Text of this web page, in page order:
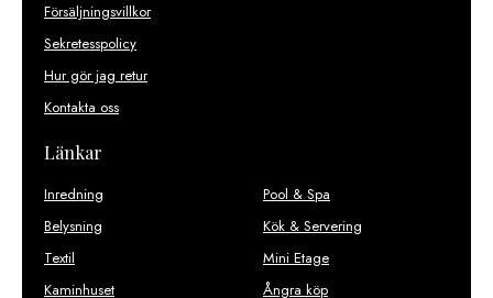
Försäljningsvillkor
Sekretesspolicy
Hur gör jag retur
Kontakta oss
Länkar
Inredning
Belysning
Textil
Kaminhuset
Pool & Spa
Kök & Servering
Mini Etage
Ångra köp